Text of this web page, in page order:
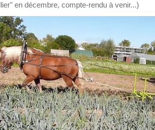
en décembre, compte-rendu à venir...)